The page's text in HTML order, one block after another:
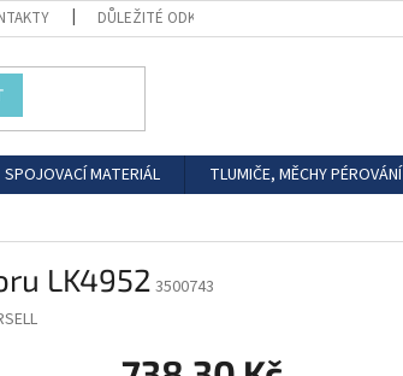
DŮLEŽITÉ ODKAZY
SPOJOVACÍ MATERIÁL TLUMIČE, MĚCHY PÉROVÁNÍ
LK49523500743